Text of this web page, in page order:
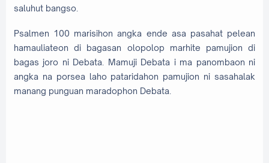
saluhut bangso.
Psalmen 100 marisihon angka ende asa pasahat pelean
hamauliateon di bagasan olopolop marhite pamujion di
bagas joro ni Debata. Mamuji Debata i ma panombaon ni
angka na porsea laho pataridahon pamujion ni sasahalak
manang punguan maradophon Debata.